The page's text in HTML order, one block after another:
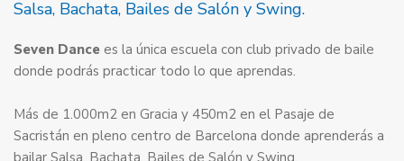
Salsa, Bachata, Bailes de Salón y Swing.
Seven Dance es la única escuela con club privado de baile
donde podrás practicar todo lo que aprendas.
Más de 1.000m2 en Gracia y 450m2 en el Pasaje de
Sacristán en pleno centro de Barcelona donde aprenderás a
bailar Salsa, Bachata, Bailes de Salón y Swing.